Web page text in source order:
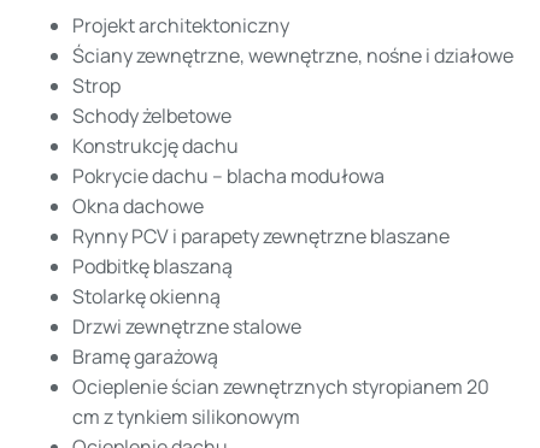
Projekt architektoniczny
Ściany zewnętrzne, wewnętrzne, nośne i działowe
Strop
Schody żelbetowe
Konstrukcję dachu
Pokrycie dachu – blacha modułowa
Okna dachowe
Rynny PCV i parapety zewnętrzne blaszane
Podbitkę blaszaną
Stolarkę okienną
Drzwi zewnętrzne stalowe
Bramę garażową
Ocieplenie ścian zewnętrznych styropianem 20
cm z tynkiem silikonowym